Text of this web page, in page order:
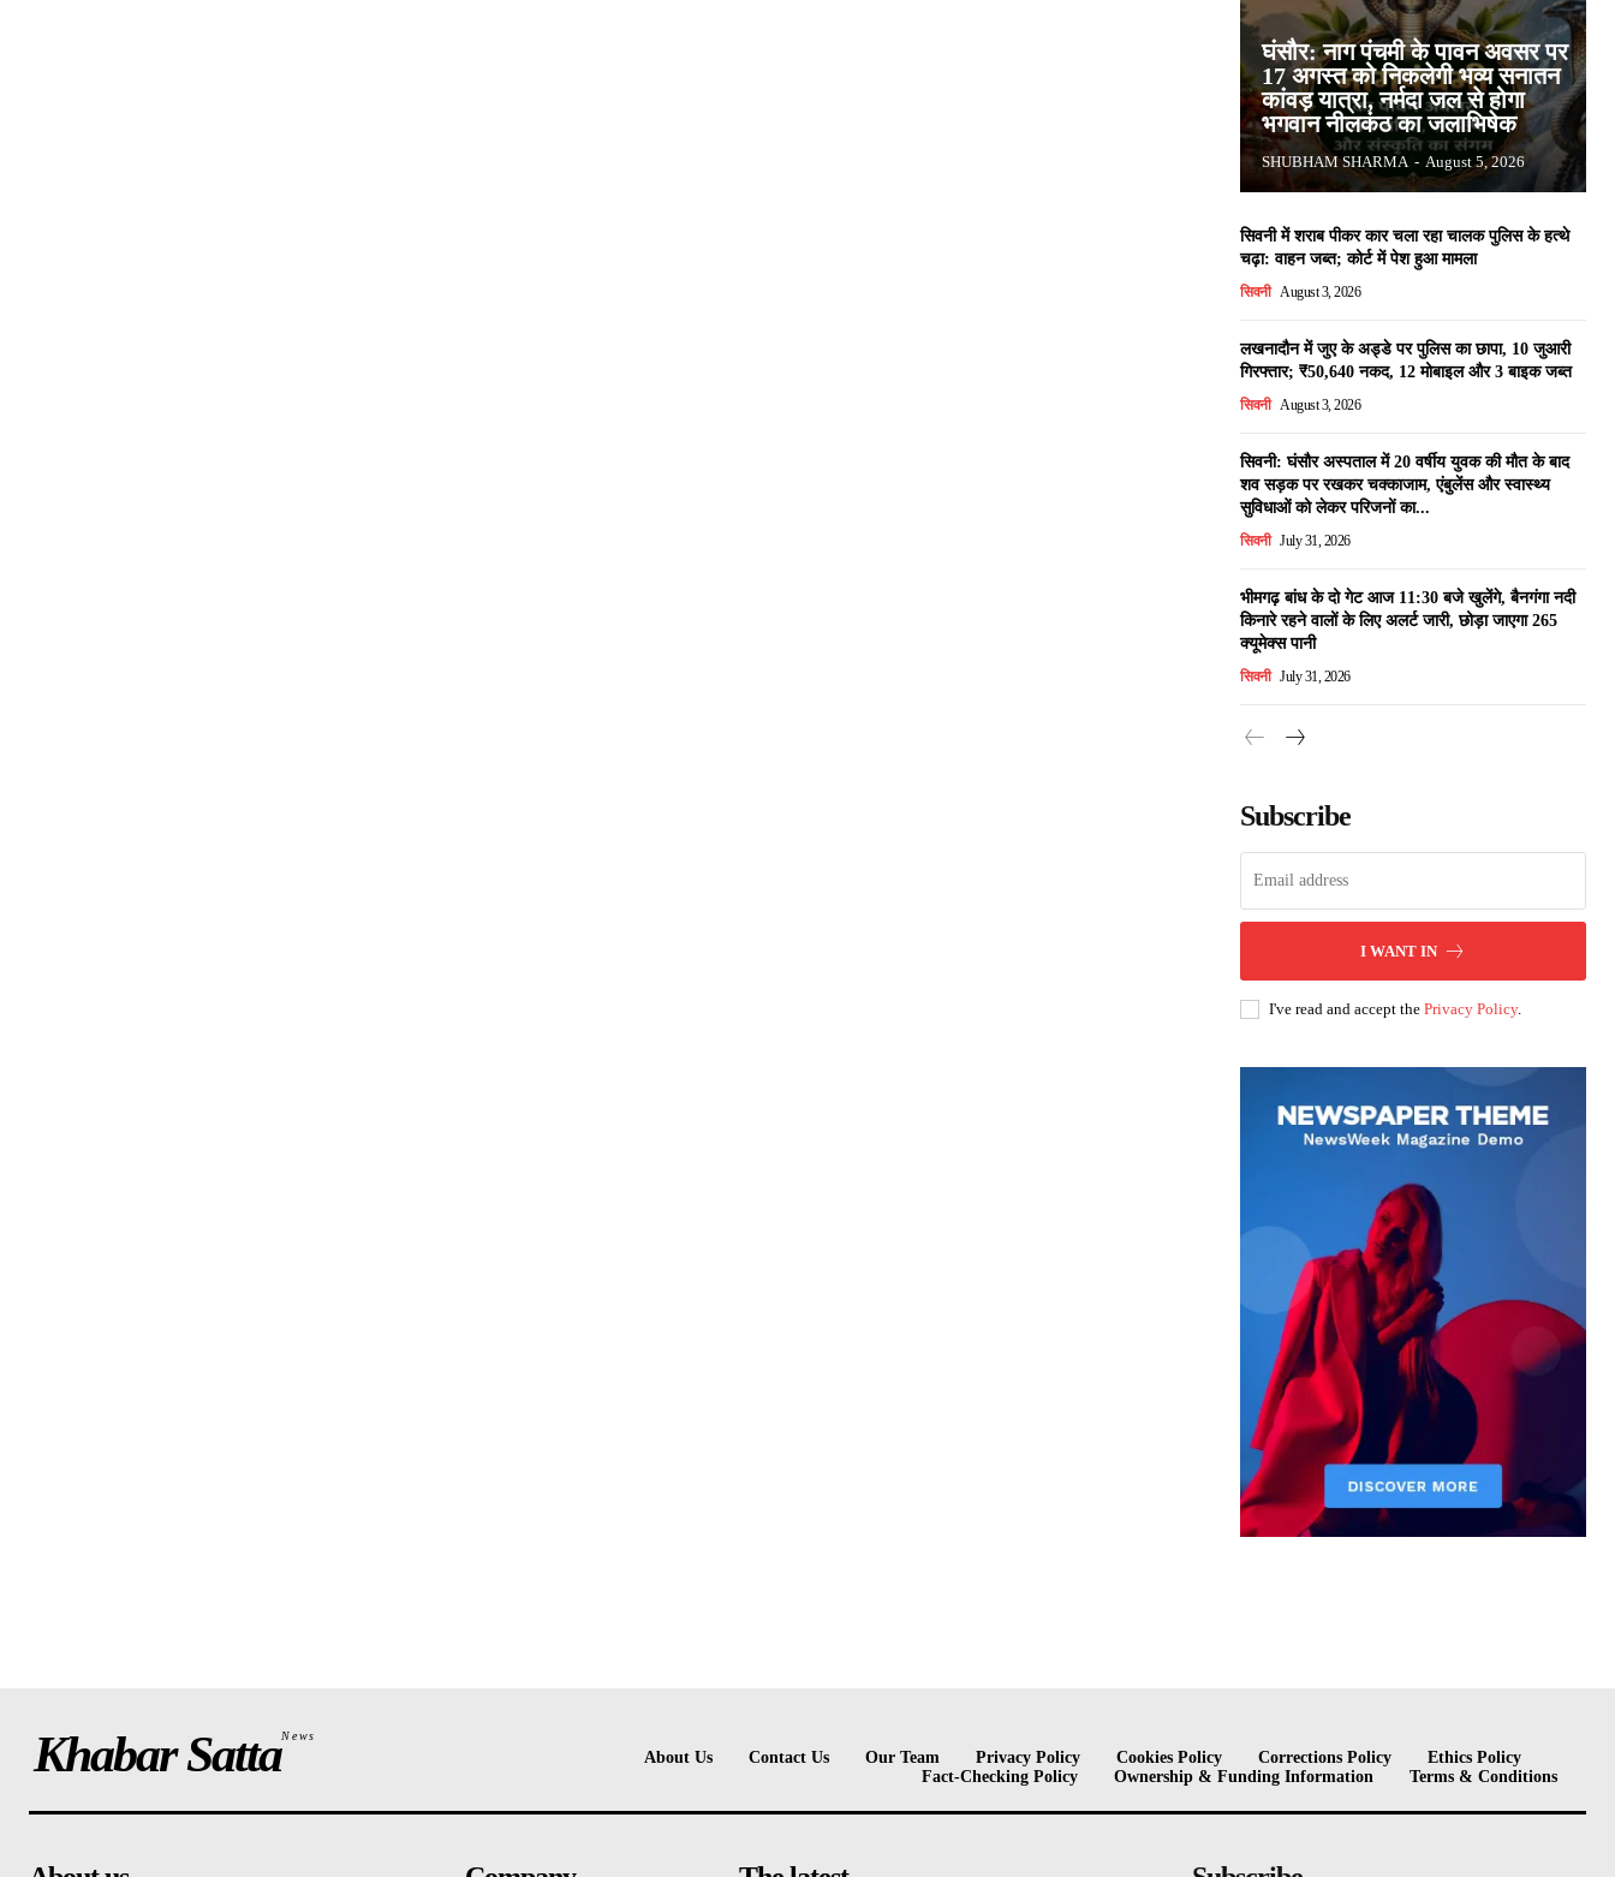
घंसौर: नाग पंचमी के पावन अवसर पर
17 अगस्त को निकलेगी भव्य सनातन
कांवड़ यात्रा, नर्मदा जल से होगा
भगवान नीलकंठ का जलाभिषेक
SHUBHAM SHARMA - August 5, 2026
सिवनी में शराब पीकर कार चला रहा चालक पुलिस के हत्थे
चढ़ा: वाहन जब्त; कोर्ट में पेश हुआ मामला
सिवनी August 3, 2026
लखनादौन में जुए के अड्डे पर पुलिस का छापा, 10 जुआरी
गिरफ्तार; ₹50,640 नकद, 12 मोबाइल और 3 बाइक जब्त
सिवनी August 3, 2026
सिवनी: घंसौर अस्पताल में 20 वर्षीय युवक की मौत के बाद
शव सड़क पर रखकर चक्काजाम, एंबुलेंस और स्वास्थ्य
सुविधाओं को लेकर परिजनों का...
सिवनी July 31, 2026
भीमगढ़ बांध के दो गेट आज 11:30 बजे खुलेंगे, बैनगंगा नदी
किनारे रहने वालों के लिए अलर्ट जारी, छोड़ा जाएगा 265
क्यूमेक्स पानी
सिवनी July 31, 2026
Subscribe
I WANT IN
I've read and accept the Privacy Policy.
Khabar SattaNews
About Us Contact Us Our Team Privacy Policy Cookies Policy Corrections Policy
Ethics Policy
Fact-Checking Policy
Ownership & Funding Information Terms & Conditions